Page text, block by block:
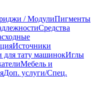
/ МодулиПигменты
Средства
Источники
для тату машинокИглы
Мебель и
Доп. услуги/Спец.